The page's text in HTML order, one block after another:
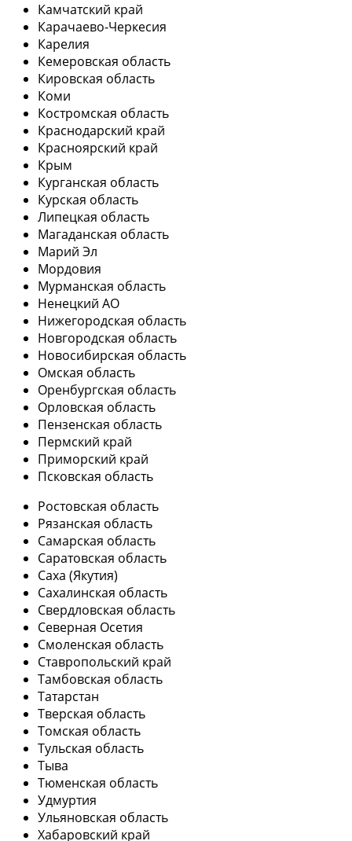
Камчатский край
Карачаево-Черкесия
Карелия
Кемеровская область
Кировская область
Коми
Костромская область
Краснодарский край
Красноярский край
Крым
Курганская область
Курская область
Липецкая область
Магаданская область
Марий Эл
Мордовия
Мурманская область
Ненецкий АО
Нижегородская область
Новгородская область
Новосибирская область
Омская область
Оренбургская область
Орловская область
Пензенская область
Пермский край
Приморский край
Псковская область
Ростовская область
Рязанская область
Самарская область
Саратовская область
Саха (Якутия)
Сахалинская область
Свердловская область
Северная Осетия
Смоленская область
Ставропольский край
Тамбовская область
Татарстан
Тверская область
Томская область
Тульская область
Тыва
Тюменская область
Удмуртия
Ульяновская область
Хабаровский край